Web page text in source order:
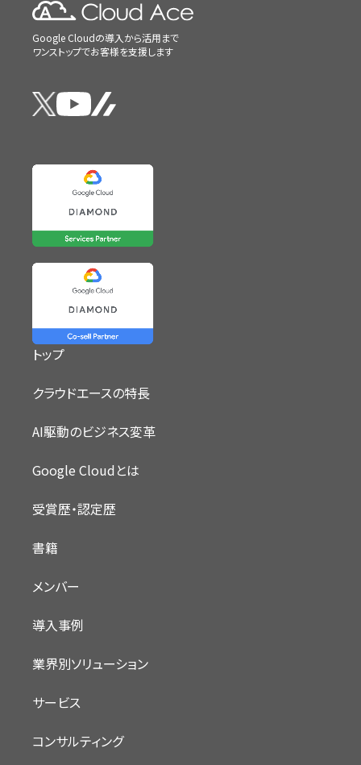
Google Cloudの導入から活用まで
ワンストップでお客様を支援します
トップ
クラウドエースの特長
AI駆動のビジネス変革
Google Cloudとは
受賞歴・認定歴
書籍
メンバー
導入事例
業界別ソリューション
サービス
コンサルティング